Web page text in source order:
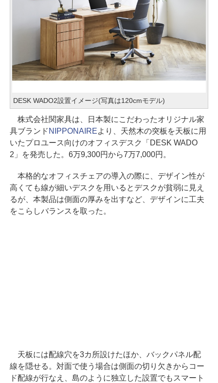
DESK WADO2設置イメージ(写真は120cmモデル)
株式会社関家具は、日本製にこだわったオリジナル家
具ブランド NIPPONAIREより、天然木の突板を天板に用
いたプロユース向けのオフィスデスク「DESK WADO
2」を発売した。6万9,300円から7万7,000円。
本格的なオフィスチェアの導入の際に、デザイン性が
高くても線が細いデスクを用いるとデスクが貧弱に見え
るが、本製品は側面の厚みを出すなど、デザインに工夫
をこらしバランスを取った。
天板には配線穴を3カ所設けたほか、バックパネル配
線を隠せる。対面で使う場合は側面の切り欠きからコー
ド配線が行なえ、島のように独立した設置でもスマート